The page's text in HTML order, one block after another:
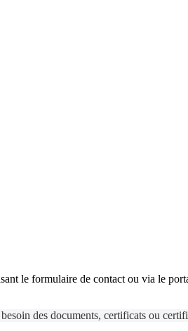
le formulaire de contact ou via le
des documents, certificats ou